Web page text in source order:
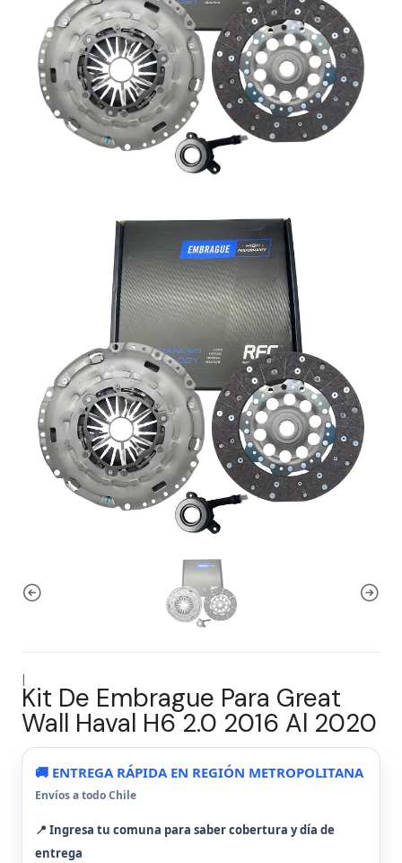
|
Kit De Embrague Para Great
Wall Haval H6 2.0 2016 Al 2020
🚚 ENTREGA RÁPIDA EN REGIÓN METROPOLITANA
Envíos a todo Chile
📍 Ingresa tu comuna para saber cobertura y día de
entrega